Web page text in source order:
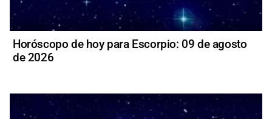
Horóscopo de hoy para Escorpio: 09 de agosto
de 2026